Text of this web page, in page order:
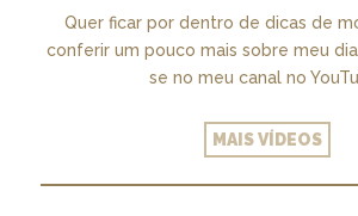
Quer ficar por dentro de dicas de
conferir um pouco mais sobre meu
se no meu canal no
MAIS VÍDEOS